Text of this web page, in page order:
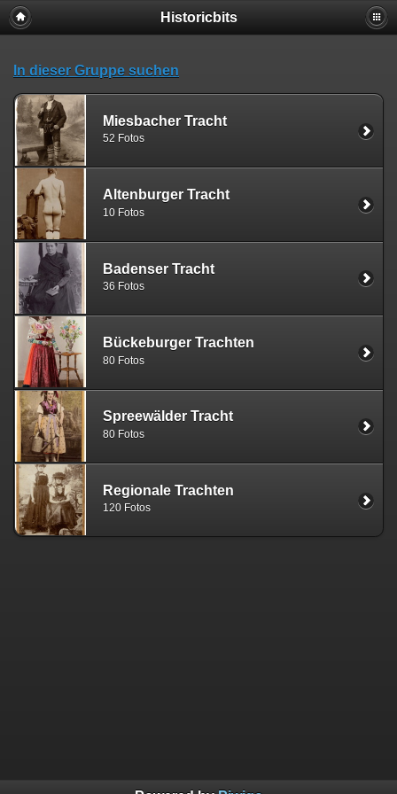
Historicbits
In dieser Gruppe suchen
Miesbacher Tracht
52 Fotos
Altenburger Tracht
10 Fotos
Badenser Tracht
36 Fotos
Bückeburger Trachten
80 Fotos
Spreewälder Tracht
80 Fotos
Regionale Trachten
120 Fotos